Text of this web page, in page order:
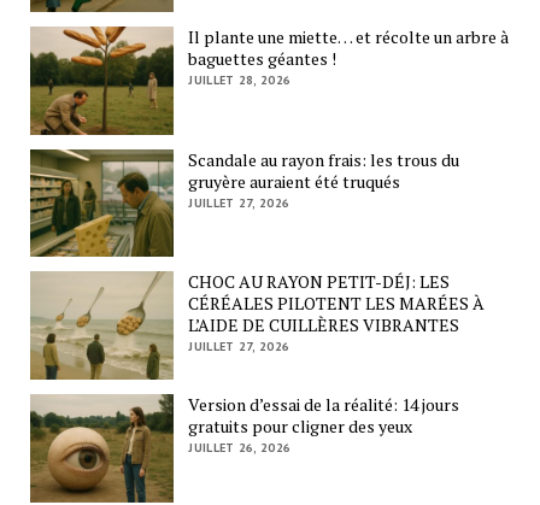
Il plante une miette… et récolte un arbre à
baguettes géantes !
JUILLET 28, 2026
Scandale au rayon frais: les trous du
gruyère auraient été truqués
JUILLET 27, 2026
CHOC AU RAYON PETIT-DÉJ: LES
CÉRÉALES PILOTENT LES MARÉES À
L’AIDE DE CUILLÈRES VIBRANTES
JUILLET 27, 2026
Version d’essai de la réalité: 14 jours
gratuits pour cligner des yeux
JUILLET 26, 2026